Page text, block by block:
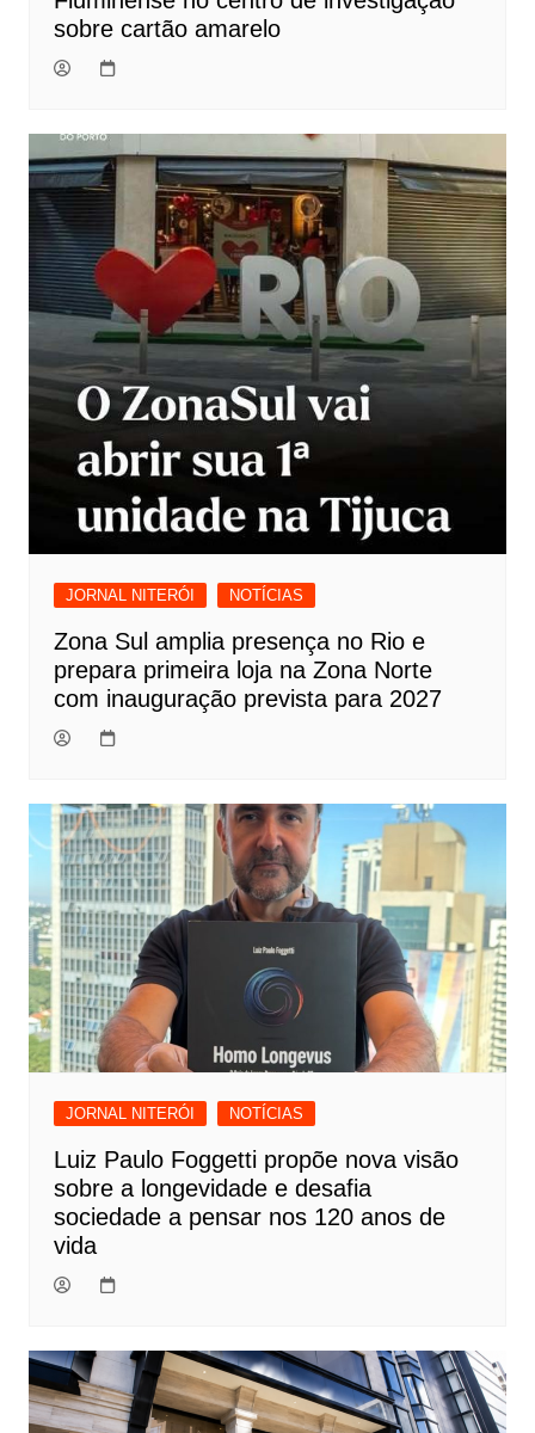
sobre cartão amarelo
JORNAL NITERÓI NOTÍCIAS
Zona Sul amplia presença no Rio e
prepara primeira loja na Zona Norte
com inauguração prevista para 2027
JORNAL NITERÓI NOTÍCIAS
Luiz Paulo Foggetti propõe nova visão
sobre a longevidade e desafia
sociedade a pensar nos 120 anos de
vida